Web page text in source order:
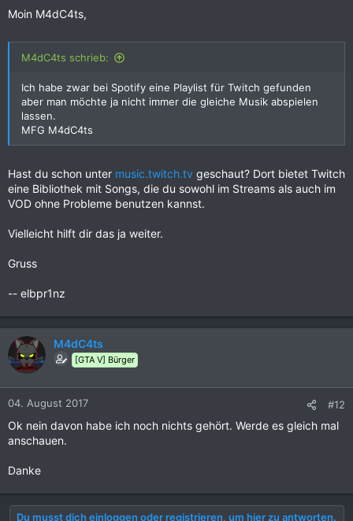
Moin M4dC4ts,
M4dC4ts schrieb:
Ich habe zwar bei Spotify eine Playlist für Twitch gefunden
aber man möchte ja nicht immer die gleiche Musik abspielen
lassen.
MFG M4dC4ts
Hast du schon unter music.twitch.tv geschaut? Dort bietet Twitch
eine Bibliothek mit Songs, die du sowohl im Streams als auch im
VOD ohne Probleme benutzen kannst.
Vielleicht hilft dir das ja weiter.
Gruss
-- elbpr1nz
M4dC4ts
[GTA V] Bürger
04. August 2017 #12
Ok nein davon habe ich noch nichts gehört. Werde es gleich mal
anschauen.
Danke
Du musst dich einloggen oder registrieren, um hier zu antworten.